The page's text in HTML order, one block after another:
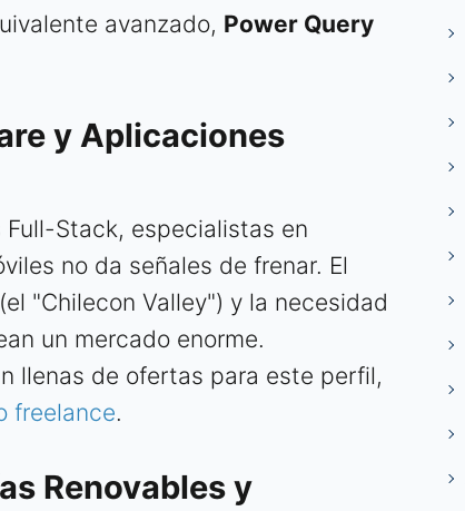
avanzado, Power Query
y Aplicaciones
Stack, especialistas en
no da señales de frenar. El
"Chilecon Valley") y la necesidad
un mercado enorme.
llenas de ofertas para este perfil,
freelance.
Renovables y